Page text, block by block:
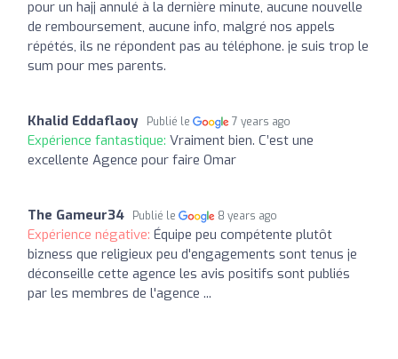
pour un hajj annulé à la dernière minute, aucune nouvelle
de remboursement, aucune info, malgré nos appels
répétés, ils ne répondent pas au téléphone. je suis trop le
sum pour mes parents.
Khalid Eddaflaoy Publié le 7 years ago
Expérience fantastique: Vraiment bien. C’est une
excellente Agence pour faire Omar
The Gameur34 Publié le 8 years ago
Expérience négative: Équipe peu compétente plutôt
bizness que religieux peu d'engagements sont tenus je
déconseille cette agence les avis positifs sont publiés
par les membres de l'agence ...